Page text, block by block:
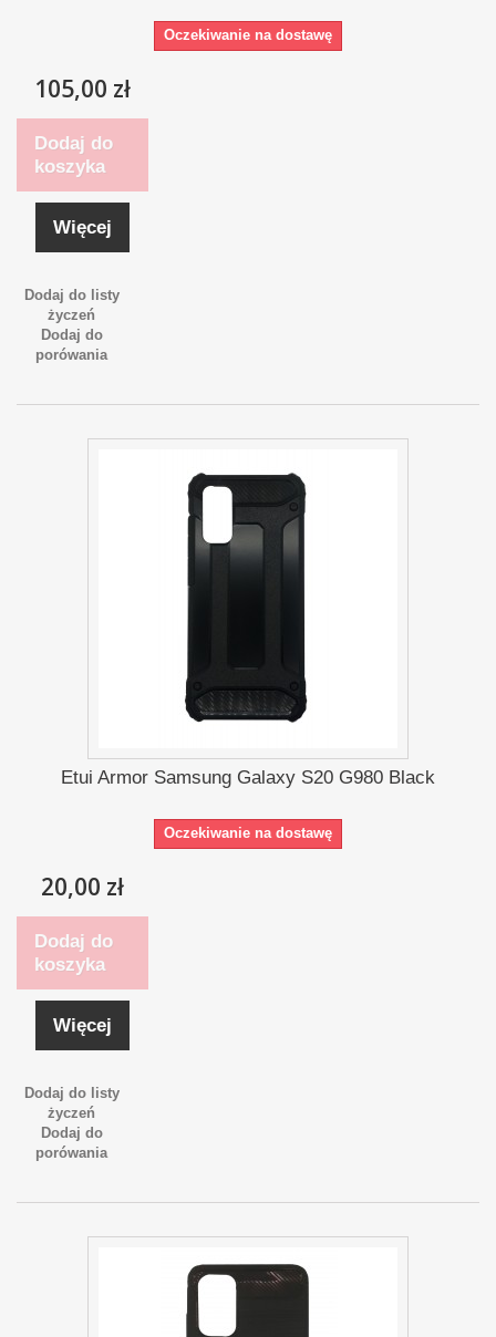
Oczekiwanie na dostawę
105,00 zł
Dodaj do
koszyka
Więcej
Dodaj do listy
życzeń
Dodaj do
porówania
Etui Armor Samsung Galaxy S20 G980 Black
Oczekiwanie na dostawę
20,00 zł
Dodaj do
koszyka
Więcej
Dodaj do listy
życzeń
Dodaj do
porówania